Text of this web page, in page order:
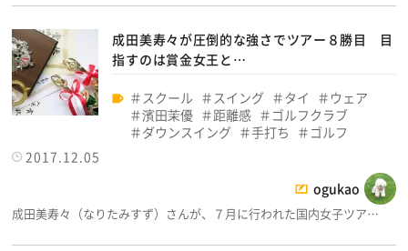
成田美寿々が圧倒的な強さでツアー８勝目 目
指すのは賞金女王と…
スクール スイング タイ
ウェア
濱田茉優
距離感
ゴルフクラブ
ダウンスイング
手打ち
ゴルフ
2017.12.05
ogukao
成田美寿々（なりたみすず）さんが、７月に行われた国内女子ツア…